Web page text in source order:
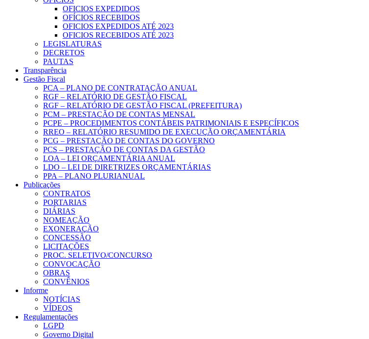
OFICIOS EXPEDIDOS
OFÍCIOS RECEBIDOS
OFICIOS EXPEDIDOS ATÉ 2023
OFICIOS RECEBIDOS ATÉ 2023
LEGISLATURAS
DECRETOS
PAUTAS
Transparência
Gestão Fiscal
PCA – PLANO DE CONTRATAÇÃO ANUAL
RGF – RELATÓRIO DE GESTÃO FISCAL
RGF – RELATÓRIO DE GESTÃO FISCAL (PREFEITURA)
PCM – PRESTAÇÃO DE CONTAS MENSAL
PCPE – PROCEDIMENTOS CONTÁBEIS PATRIMONIAIS E ESPECÍFICOS
RREO – RELATÓRIO RESUMIDO DE EXECUÇÃO ORÇAMENTÁRIA
PCG – PRESTAÇÃO DE CONTAS DO GOVERNO
PCS – PRESTAÇÃO DE CONTAS DA GESTÃO
LOA – LEI ORÇAMENTÁRIA ANUAL
LDO – LEI DE DIRETRIZES ORÇAMENTÁRIAS
PPA – PLANO PLURIANUAL
Publicações
CONTRATOS
PORTARIAS
DIÁRIAS
NOMEAÇÃO
EXONERAÇÃO
CONCESSÃO
LICITAÇÕES
PROC. SELETIVO/CONCURSO
CONVOCAÇÃO
OBRAS
CONVÊNIOS
Informe
NOTÍCIAS
VÍDEOS
Regulamentações
LGPD
Governo Digital